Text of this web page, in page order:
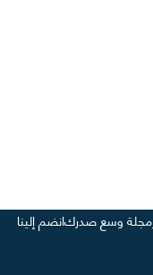
مجلة وسع صدركانضم إلينا